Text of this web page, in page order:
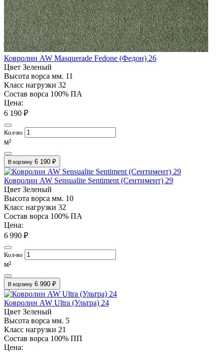
Ковролин AW Masquerade Fedone (Федон) 26
Цвет Зеленый
Высота ворса мм. 11
Класс нагрузки 32
Состав ворса 100% ПА
Цена:
6 190 ₽
Кол-во
м²
В корзину 6 190 ₽
Ковролин AW Sensualite Sentiment (Сентимент) 29
Цвет Зеленый
Высота ворса мм. 10
Класс нагрузки 32
Состав ворса 100% ПА
Цена:
6 990 ₽
Кол-во
м²
В корзину 6 990 ₽
Ковролин AW Ultra (Ультра) 24
Цвет Зеленый
Высота ворса мм. 5
Класс нагрузки 21
Состав ворса 100% ПП
Цена: